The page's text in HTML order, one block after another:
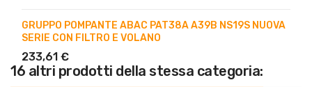
GRUPPO POMPANTE ABAC PAT38A A39B NS19S NUOVA
SERIE CON FILTRO E VOLANO
233,61 €
16 altri prodotti della stessa categoria: